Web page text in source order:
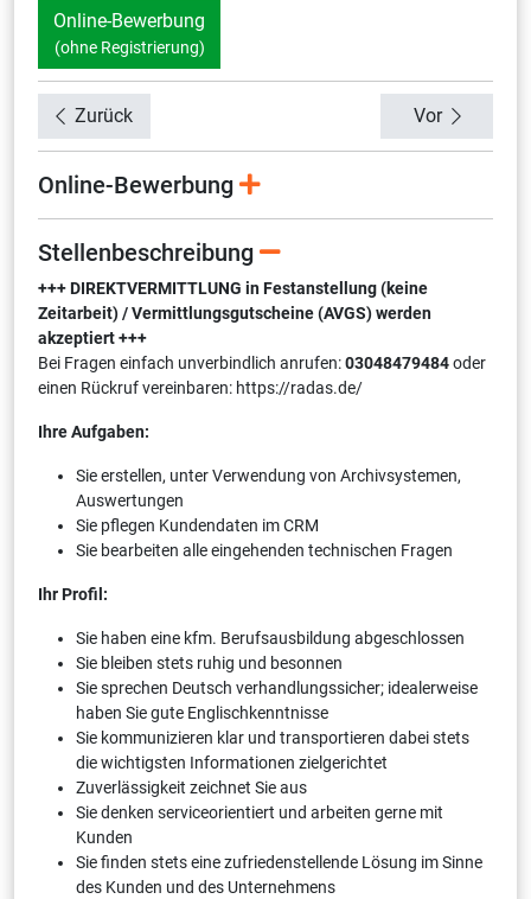
Online-Bewerbung
(ohne Registrierung)
Zurück Vor
Online-Bewerbung
Stellenbeschreibung
+++ DIREKTVERMITTLUNG in Festanstellung (keine
Zeitarbeit) / Vermittlungsgutscheine (AVGS) werden
akzeptiert +++
Bei Fragen einfach unverbindlich anrufen:03048479484oder
einen Rückruf vereinbaren: https://radas.de/
Ihre Aufgaben:
Sie erstellen, unter Verwendung von Archivsystemen,
Auswertungen
Sie pflegen Kundendaten im CRM
Sie bearbeiten alle eingehenden technischen Fragen
Ihr Profil:
Sie haben eine kfm. Berufsausbildung abgeschlossen
Sie bleiben stets ruhig und besonnen
Sie sprechen Deutsch verhandlungssicher; idealerweise
haben Sie gute Englischkenntnisse
Sie kommunizieren klar und transportieren dabei stets
die wichtigsten Informationen zielgerichtet
Zuverlässigkeit zeichnet Sie aus
Sie denken serviceorientiert und arbeiten gerne mit
Kunden
Sie finden stets eine zufriedenstellende Lösung im Sinne
des Kunden und des Unternehmens